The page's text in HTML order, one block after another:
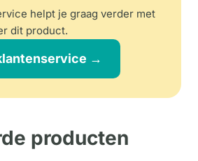
helpt je graag verder met
dit product.
→
producten